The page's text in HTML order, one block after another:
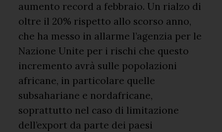
aumento record a febbraio. Un rialzo di
oltre il 20% rispetto allo scorso anno,
che ha messo in allarme l’agenzia per le
Nazione Unite per i rischi che questo
incremento avrà sulle popolazioni
africane, in particolare quelle
subsahariane e nordafricane,
soprattutto nel caso di limitazione
dell’export da parte dei paesi